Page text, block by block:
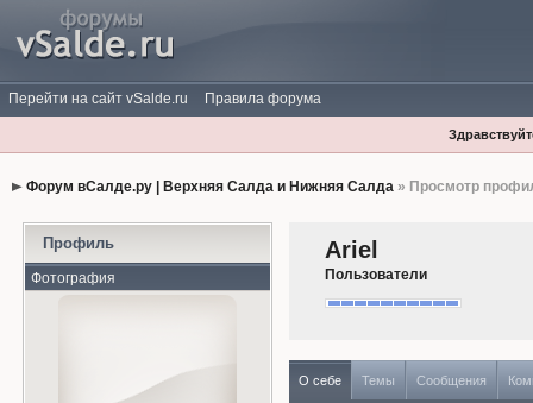
Перейти на сайт vSalde.ru Правила форума
Форум вСалде.ру | Верхняя Салда и Нижняя Салда» Просмотр
Профиль
Фотография
Ariel
Пользователи
О себе Темы Сообщения